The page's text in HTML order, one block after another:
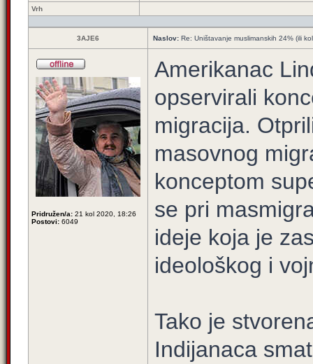
Vrh
3AJE6 Naslov: Re: Uništavanje muslimanskih 24% (ili
Pridružen/a: 21 kol 2020, 18:26
Postovi: 6049
Amerikanac
opservirali
migracija.
masovnog
konceptom
se pri
ideje koja je
ideološkog i
Tako je
Indijanaca